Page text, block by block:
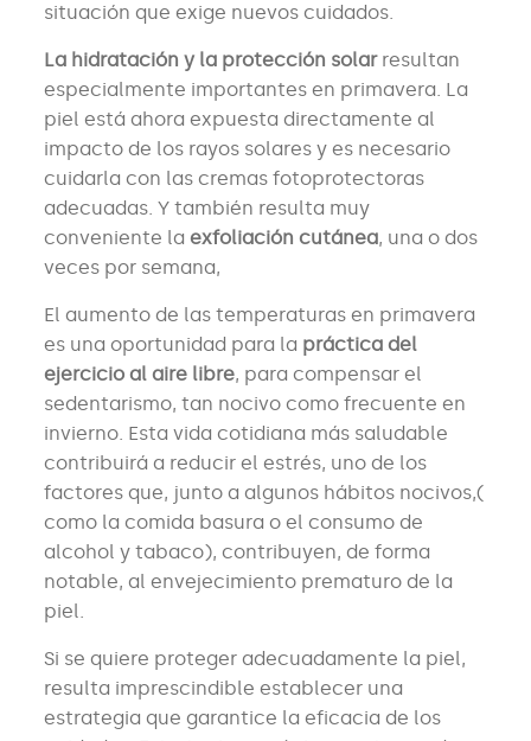
situación que exige nuevos cuidados.
La hidratación y la protección solarresultan
especialmente importantes en primavera. La
piel está ahora expuesta directamente al
impacto de los rayos solares y es necesario
cuidarla con las cremas fotoprotectoras
adecuadas. Y también resulta muy
conveniente la exfoliación cutánea, una o dos
veces por semana,
El aumento de las temperaturas en primavera
es una oportunidad para la práctica del
ejercicio al aire libre, para compensar el
sedentarismo, tan nocivo como frecuente en
invierno. Esta vida cotidiana más saludable
contribuirá a reducir el estrés, uno de los
factores que, junto a algunos hábitos nocivos,(
como la comida basura o el consumo de
alcohol y tabaco), contribuyen, de forma
notable, al envejecimiento prematuro de la
piel.
Si se quiere proteger adecuadamente la piel,
resulta imprescindible establecer una
estrategia que garantice la eficacia de los